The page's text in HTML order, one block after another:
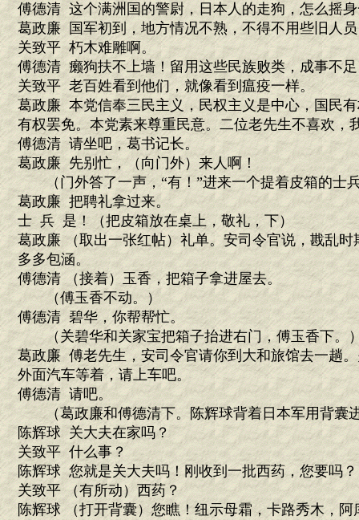
傅德清 这个满洲国的警尉，日本人的走狗，怎么摇
葛政廉 国军初到，地方情况不熟，不得不用些旧人
关致平 朽木难雕啊。
傅德清 癞狗扶不上墙！留用这些民族败类，成事不
关致平 老百姓看到他们，就像看到瘟疫一样。
葛政廉 本党信奉三民主义，民权主义是中心，国民
有权罢免。本党素来尊重民意。二位老先生不喜欢，
傅德清 请坐吧，葛书记长。
葛政廉 先别忙，（向门外）来人啊！
（门外答了一声，“有！”进来一个提着皮箱的士
葛政廉 把聘礼拿过来。
士 兵 是！（把皮箱放在桌上，敬礼，下）
葛政廉 （取出一张红帖）礼单。安司令官说，戡乱
多多包涵。
傅德清 （接着）玉香，把箱子拿进屋去。
（傅玉香不动。）
傅德清 碧华，你帮帮忙。
（关碧华和关家宝把箱子抬进右门，傅玉香下。
葛政廉 傅老先生，安司令官请你到大和旅馆去一趟
外面汽车等着，请上车吧。
傅德清 请吧。
（葛政廉和傅德清下。陈辉球背着日本军用背囊
陈辉球 关大夫在家吗？
关致平 什么事？
陈辉球 您就是关大夫吗！刚收到一批西药，您要吗？
关致平 （有所动）西药？
陈辉球 （打开背囊）您瞧！纽示母霜，卡路秀木，